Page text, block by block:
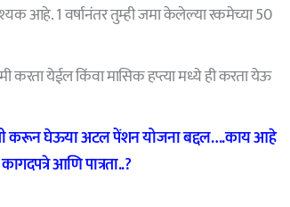
आहे. 1 वर्षानंतर तुम्ही जमा केलेल्या रकमेच्या 50
करता येईल किंवा मासिक हप्त्या मध्ये ही करता येऊ
करून घेऊया अटल पेंशन योजना बद्दल….काय आहे
आणि पात्रता..?